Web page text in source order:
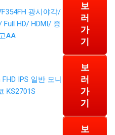
광시야각/
HD/ HDMI/ 중
AA
보
러
가
기
IPS 일반 모니
KS2701S
보
러
가
기
보